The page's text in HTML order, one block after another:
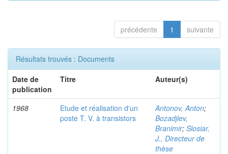
précédente 1 suivante
Résultats trouvés : Documents
Date de
publication
Titre Auteur(s)
1968
Etude et réalisation d'un
poste T. V. à transistors
Antonov, Anton;
Bozadjiev,
Branimir; Slosiar,
J., Directeur de
thèse